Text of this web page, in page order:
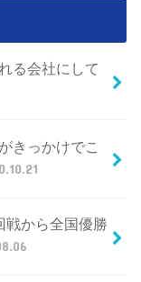
る会社にして
きっかけでこ
戦から全国優勝